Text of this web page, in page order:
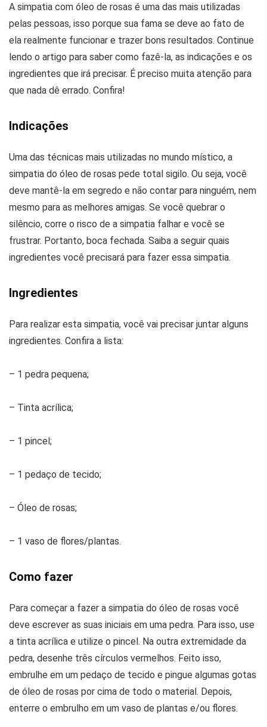
A simpatia com óleo de rosas é uma das mais utilizadas
pelas pessoas, isso porque sua fama se deve ao fato de
ela realmente funcionar e trazer bons resultados. Continue
lendo o artigo para saber como fazê-la, as indicações e os
ingredientes que irá precisar. É preciso muita atenção para
que nada dê errado. Confira!
Indicações
Uma das técnicas mais utilizadas no mundo místico, a
simpatia do óleo de rosas pede total sigilo. Ou seja, você
deve mantê-la em segredo e não contar para ninguém, nem
mesmo para as melhores amigas. Se você quebrar o
silêncio, corre o risco de a simpatia falhar e você se
frustrar. Portanto, boca fechada. Saiba a seguir quais
ingredientes você precisará para fazer essa simpatia.
Ingredientes
Para realizar esta simpatia, você vai precisar juntar alguns
ingredientes. Confira a lista:
– 1 pedra pequena;
– Tinta acrílica;
– 1 pincel;
– 1 pedaço de tecido;
– Óleo de rosas;
– 1 vaso de flores/plantas.
Como fazer
Para começar a fazer a simpatia do óleo de rosas você
deve escrever as suas iniciais em uma pedra. Para isso, use
a tinta acrílica e utilize o pincel. Na outra extremidade da
pedra, desenhe três círculos vermelhos. Feito isso,
embrulhe em um pedaço de tecido e pingue algumas gotas
de óleo de rosas por cima de todo o material. Depois,
enterre o embrulho em um vaso de plantas e/ou flores.